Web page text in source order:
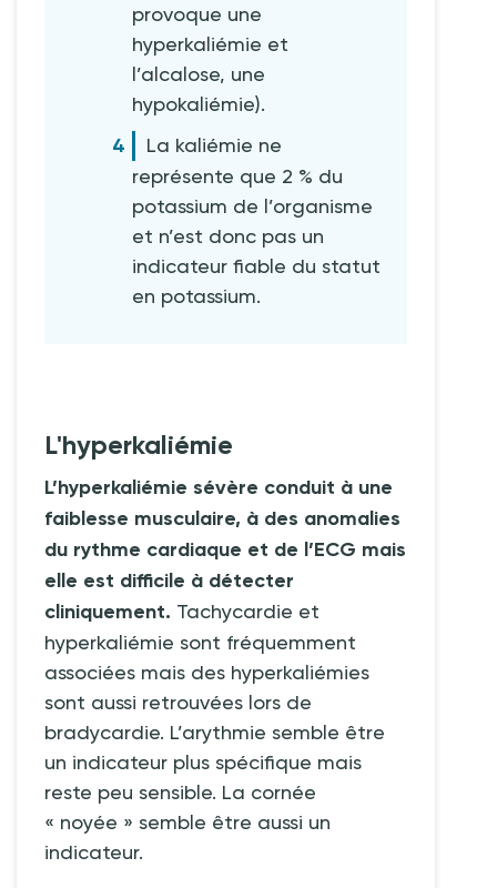
provoque une
hyperkaliémie et
l’alcalose, une
hypokaliémie).
La kaliémie ne
représente que 2 % du
potassium de l’organisme
et n’est donc pas un
indicateur fiable du statut
en potassium.
L'hyperkaliémie
L’hyperkaliémie sévère conduit à une
faiblesse musculaire, à des anomalies
du rythme cardiaque et de l’ECG mais
elle est difficile à détecter
cliniquement. Tachycardie et
hyperkaliémie sont fréquemment
associées mais des hyperkaliémies
sont aussi retrouvées lors de
bradycardie. L’arythmie semble être
un indicateur plus spécifique mais
reste peu sensible. La cornée
« noyée » semble être aussi un
indicateur.